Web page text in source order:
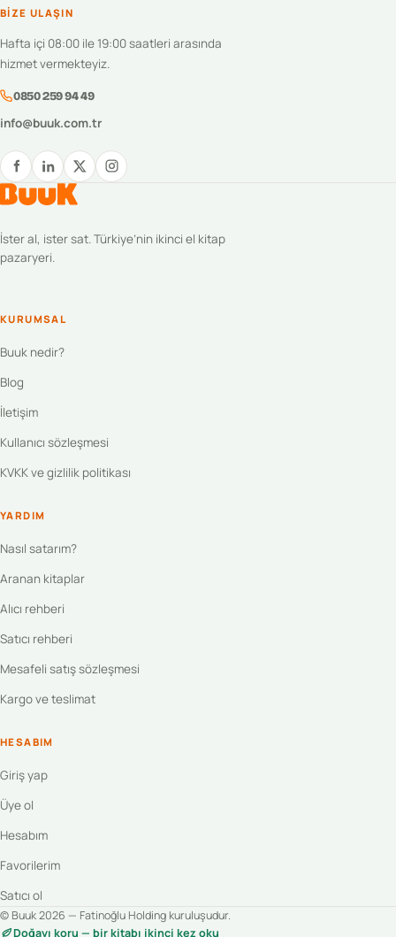
BIZE ULAŞIN
Hafta içi 08:00 ile 19:00 saatleri arasında
hizmet vermekteyiz.
0850 259 94 49
info@buuk.com.tr
İster al, ister sat. Türkiye’nin ikinci el kitap
pazaryeri.
KURUMSAL
Buuk nedir?
Blog
İletişim
Kullanıcı sözleşmesi
KVKK ve gizlilik politikası
YARDIM
Nasıl satarım?
Aranan kitaplar
Alıcı rehberi
Satıcı rehberi
Mesafeli satış sözleşmesi
Kargo ve teslimat
HESABIM
Giriş yap
Üye ol
Hesabım
Favorilerim
Satıcı ol
© Buuk 2026 — Fatinoğlu Holding kuruluşudur.
Doğayı koru — bir kitabı ikinci kez oku